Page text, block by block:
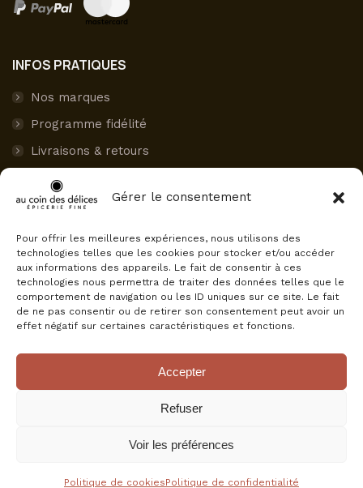
Gérer le consentement
Pour offrir les meilleures expériences, nous utilisons des
technologies telles que les cookies pour stocker et/ou accéder
aux informations des appareils. Le fait de consentir à ces
technologies nous permettra de traiter des données telles que le
comportement de navigation ou les ID uniques sur ce site. Le fait
de ne pas consentir ou de retirer son consentement peut avoir un
effet négatif sur certaines caractéristiques et fonctions.
Accepter
Refuser
Voir les préférences
Politique de cookiesPolitique de confidentialité
INFOS PRATIQUES
Nos marques
Programme fidélité
Livraisons & retours
Paiement sécurisé
Mon compte
AVIS CLIENTS
Au Coin des Délices
4.5
Basé sur 75 avis
powered byGoogle
+ d'infos